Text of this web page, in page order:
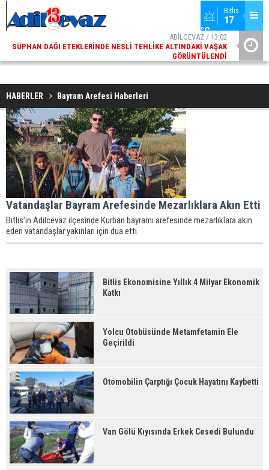
Bitlis
17
°C
ADİLCEVAZ / 13:02
SÜPHAN DAĞI ETEKLERINDE NESLI TEHLIKE ALTINDAKI VAŞAK
GÖRÜNTÜLENDI
HABERLER Bayram Arefesi Haberleri
Vatandaşlar Bayram Arefesinde Mezarlıklara Akın Etti
Bitlis’in Adilcevaz ilçesinde Kurban bayramı arefesinde mezarlıklara akın
eden vatandaşlar yakınları için dua etti.
Bitlis Ekonomisine Yıllık 4 Milyar Ekonomik
Katkı
Yolcu Otobüsünde Metamfetamin Ele
Geçirildi
Otomobilin Çarptığı Çocuk Hayatını Kaybetti
Van Gölü Kıyısında Erkek Cesedi Bulundu